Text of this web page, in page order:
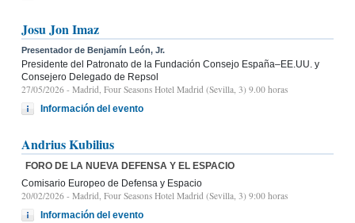
Josu Jon Imaz
Presentador de Benjamín León, Jr.
Presidente del Patronato de la Fundación Consejo España–EE.UU. y
Consejero Delegado de Repsol
27/05/2026 - Madrid, Four Seasons Hotel Madrid (Sevilla, 3) 9.00 horas
Información del evento
Andrius Kubilius
FORO DE LA NUEVA DEFENSA Y EL ESPACIO
Comisario Europeo de Defensa y Espacio
20/02/2026 - Madrid, Four Seasons Hotel Madrid (Sevilla, 3) 9:00 horas
Información del evento